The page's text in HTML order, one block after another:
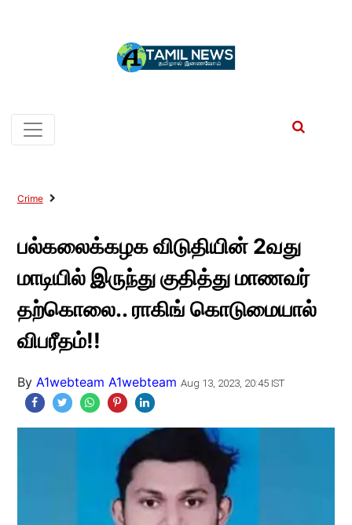
Crime
பல்கலைக்கழக விடுதியின் 2வது
மாடியில் இருந்து குதித்து மாணவர்
தற்கொலை.. ராகிங் கொடுமையால்
விபரீதம்!!
By A1webteam A1webteam Aug 13, 2023, 20:45 IST